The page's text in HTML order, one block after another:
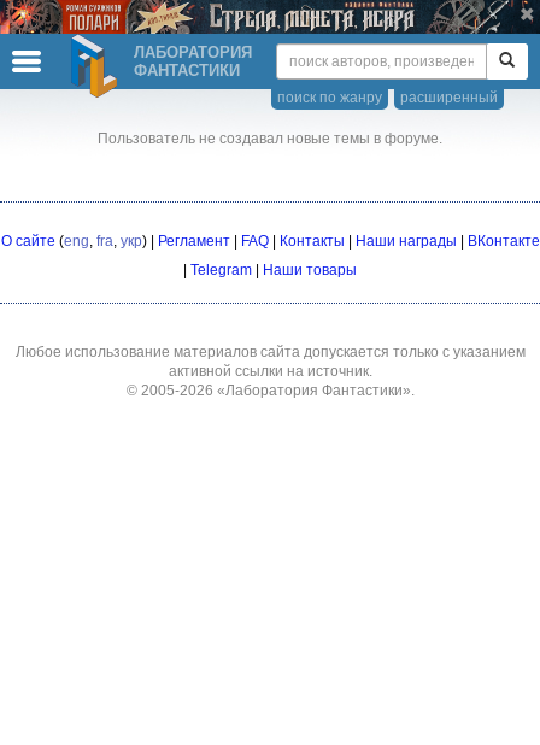
ЛАБОРАТОРИЯ
ФАНТАСТИКИ
расширенный
поиск по жанру
Пользователь не создавал новые темы в форуме.
О сайте (eng, fra, укр) | Регламент| FAQ| Контакты Наши награды
ВКонтакте
Telegram Наши товары
Любое использование материалов сайта допускается только с указанием
активной ссылки на источник.
© 2005-2026 «Лаборатория Фантастики».